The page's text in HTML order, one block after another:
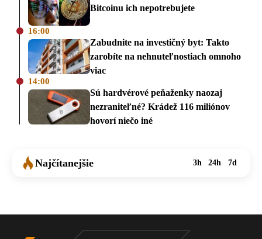
Bitcoinu ich nepotrebujete
16:00
Zabudnite na investičný byt: Takto
zarobíte na nehnuteľnostiach omnoho
viac
14:00
Sú hardvérové peňaženky naozaj
nezraniteľné? Krádež 116 miliónov
hovorí niečo iné
Najčítanejšie 3h 24h 7d